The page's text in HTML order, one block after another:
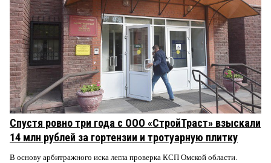
Спустя ровно три года с ООО «СтройТраст» взыскали
14 млн рублей за гортензии и тротуарную плитку
В основу арбитражного иска легла проверка КСП Омской области.